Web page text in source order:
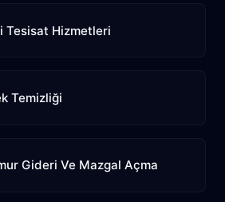
Tesisat Hizmetleri
Temizliği
Gideri Ve Mazgal Açma